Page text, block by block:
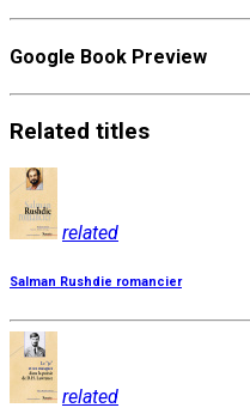
Google Book Preview
Related titles
related
Salman Rushdie romancier
related